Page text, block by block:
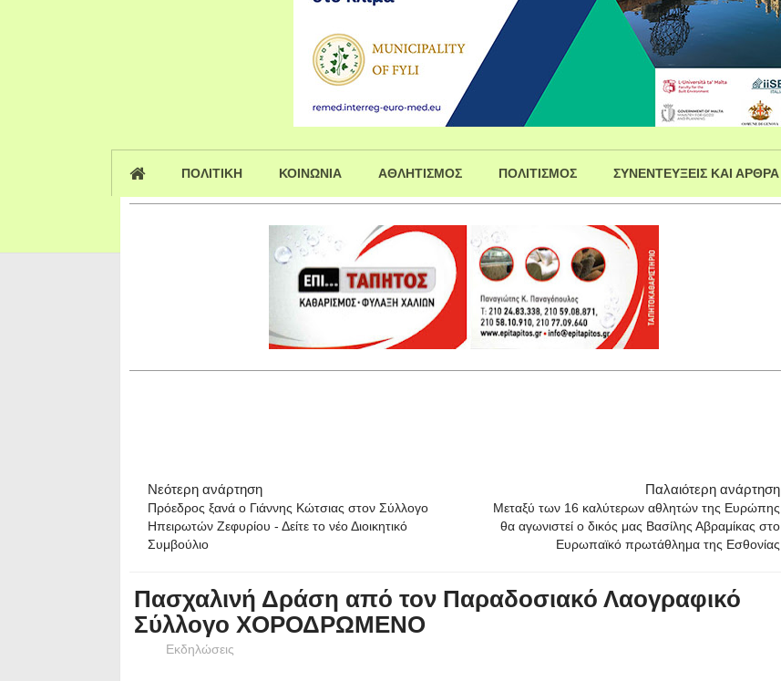
ΠΟΛΙΤΙΚΗ ΚΟΙΝΩΝΙΑ ΑΘΛΗΤΙΣΜΟΣ ΠΟΛΙΤΙΣΜΟΣ ΣΥΝΕΝΤΕΥΞΕΙΣ ΚΑΙ ΑΡΘΡΑ
Νεότερη ανάρτηση
Πρόεδρος ξανά ο Γιάννης Κώτσιας στον Σύλλογο
Ηπειρωτών Ζεφυρίου - Δείτε το νέο Διοικητικό
Συμβούλιο
Παλαιότερη ανάρτηση
Μεταξύ των 16 καλύτερων αθλητών της Ευρώπης
θα αγωνιστεί ο δικός μας Βασίλης Αβραμίκας στο
Ευρωπαϊκό πρωτάθλημα της Εσθονίας
Πασχαλινή Δράση από τον Παραδοσιακό Λαογραφικό
Σύλλογο ΧΟΡΟΔΡΩΜΕΝΟ
Εκδηλώσεις